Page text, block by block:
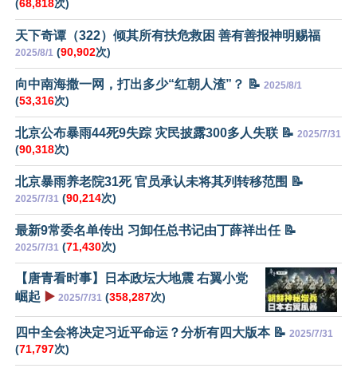
(68,818次)
天下奇谭（322）倾其所有扶危救困 善有善报神明赐福
2025/8/1 (90,902次)
向中南海撒一网，打出多少“红朝人渣”？ 📝 2025/8/1
(53,316次)
北京公布暴雨44死9失踪 灾民披露300多人失联 📝 2025/7/31
(90,318次)
北京暴雨养老院31死 官员承认未将其列转移范围 📝
2025/7/31 (90,214次)
最新9常委名单传出 习卸任总书记由丁薛祥出任 📝
2025/7/31 (71,430次)
【唐青看时事】日本政坛大地震 右翼小党
崛起 ▶️ 2025/7/31 (358,287次)
四中全会将决定习近平命运？分析有四大版本 📝 2025/7/31
(71,797次)